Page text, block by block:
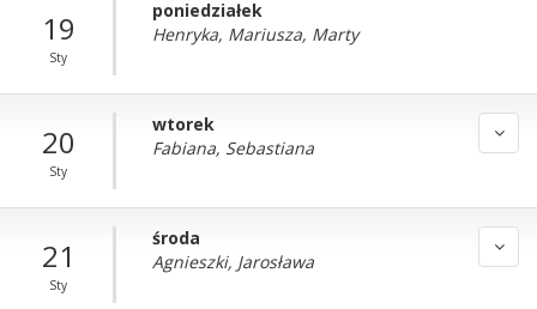
19
Sty
poniedziałek
Henryka, Mariusza, Marty
20
Sty
wtorek
Fabiana, Sebastiana
21
Sty
środa
Agnieszki, Jarosława